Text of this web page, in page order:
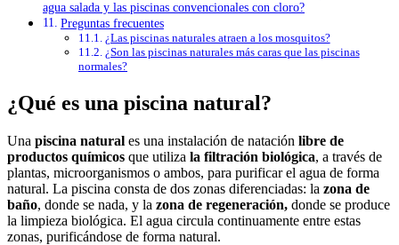
agua salada y las piscinas convencionales con cloro?
Preguntas frecuentes
¿Las piscinas naturales atraen a los mosquitos?
¿Son las piscinas naturales más caras que las piscinas
normales?
¿Qué es una piscina natural?
Una piscina natural es una instalación de natación libre de
productos químicos que utiliza la filtración biológica, a través de
plantas, microorganismos o ambos, para purificar el agua de forma
natural. La piscina consta de dos zonas diferenciadas: la zona de
baño, donde se nada, y la zona de regeneración, donde se produce
la limpieza biológica. El agua circula continuamente entre estas
zonas, purificándose de forma natural.